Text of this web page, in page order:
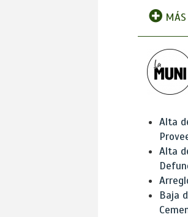
Alta
Alta
Baja